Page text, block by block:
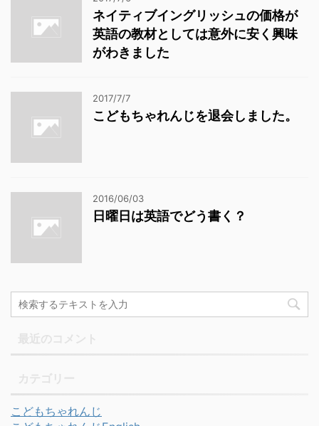
ネイティブイングリッシュの価格が
英語の教材としては意外に安く興味
がわきました
2017/7/7
こどもちゃれんじを退会しました。
2016/06/03
日曜日は英語でどう書く？
こどもちゃれんじ